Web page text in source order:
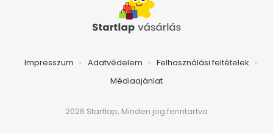
Impresszum Adatvédelem
Felhasználási feltételek
Médiaajánlat
2026 Startlap, Minden jog fenntartva